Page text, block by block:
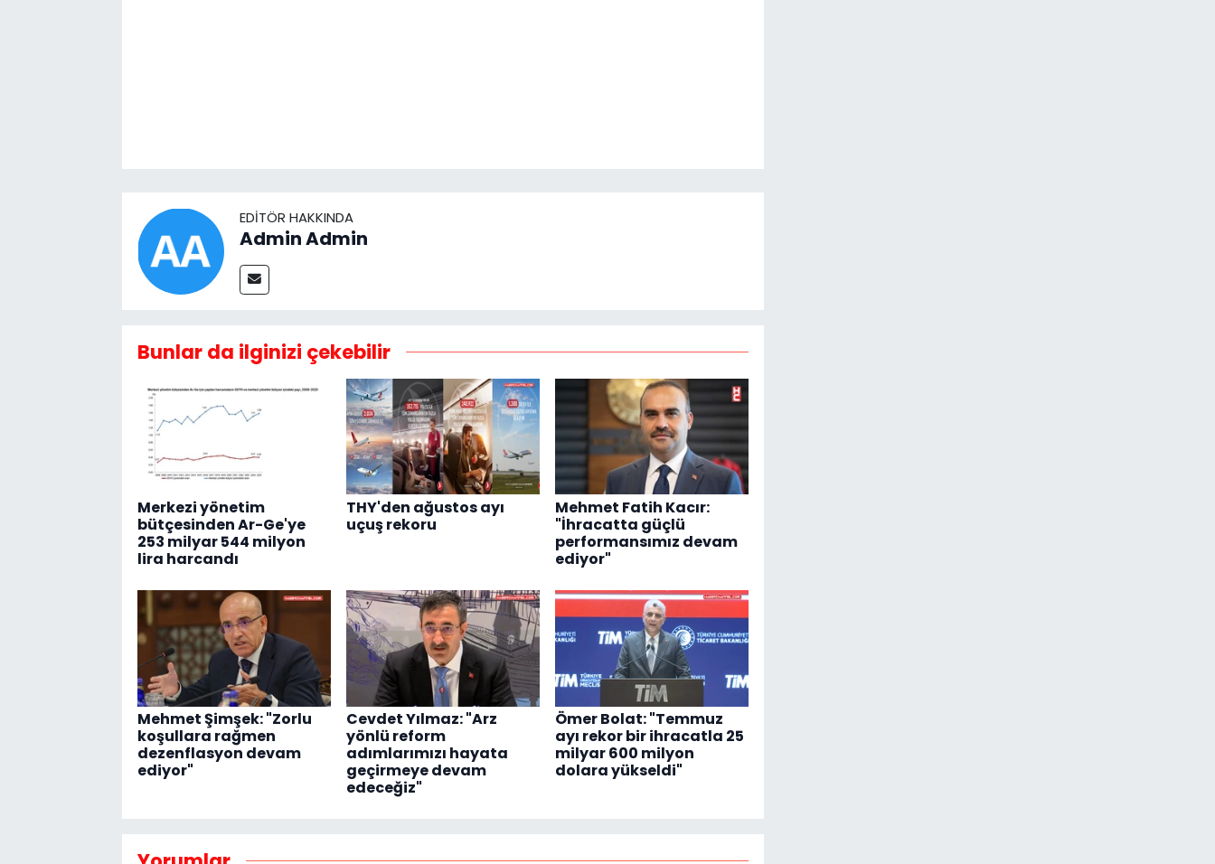
EDITÖR HAKKINDA
Admin Admin
Bunlar da ilginizi çekebilir
Merkezi yönetim
bütçesinden Ar-Ge'ye
253 milyar 544 milyon
lira harcandı
THY'den ağustos ayı
uçuş rekoru
Mehmet Fatih Kacır:
"İhracatta güçlü
performansımız devam
ediyor"
Mehmet Şimşek: "Zorlu
koşullara rağmen
dezenflasyon devam
ediyor"
Cevdet Yılmaz: "Arz
yönlü reform
adımlarımızı hayata
geçirmeye devam
edeceğiz"
Ömer Bolat: "Temmuz
ayı rekor bir ihracatla 25
milyar 600 milyon
dolara yükseldi"